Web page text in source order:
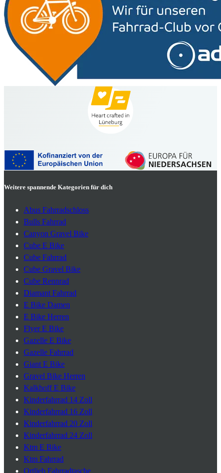
Weitere spannende Kategorien für dich
Abus Fahrradschloss
Bulls Fahrrad
Canyon Gravel Bike
Cube E Bike
Cube Fahrrad
Cube Gravel Bike
Cube Rennrad
Diamant Fahrrad
E Bike Damen
E Bike Herren
Flyer E Bike
Gazelle E Bike
Gazelle Fahrrad
Giant E Bike
Gravel Bike Herren
Kalkhoff E Bike
Kinderfahrrad 14 Zoll
Kinderfahrrad 16 Zoll
Kinderfahrrad 20 Zoll
Kinderfahrrad 24 Zoll
Ktm E Bike
Ktm Fahrrad
Ortlieb Fahrradtasche